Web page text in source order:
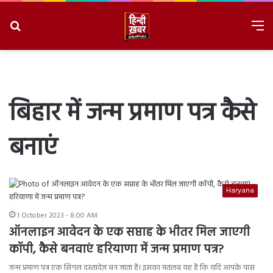
बिहार में जन्म प्रमाण पत्र कैसे
बनाएं
Haryana
1 October 2023 - 8:00 AM
ऑनलाइन आवेदन के एक सप्ताह के भीतर मिल जाएगी
कॉपी, कैसे बनवाएं हरियाणा में जन्म प्रमाण पत्र?
जन्म प्रमाण पत्र एक सिंगल दस्तावेज़ बन जाता है। इसका मतलब यह है कि यदि आपके पास